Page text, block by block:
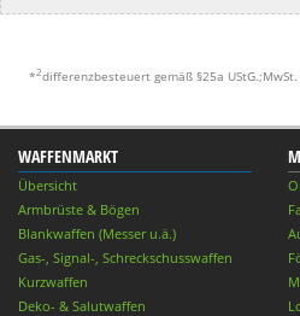
*2differenzbesteuert gemäß §25a
WAFFENMARKT
Übersicht
Armbrüste & Bögen
Blankwaffen (Messer u.ä.)
Gas-, Signal-, Schreckschusswaffen
Kurzwaffen
Deko- & Salutwaffen